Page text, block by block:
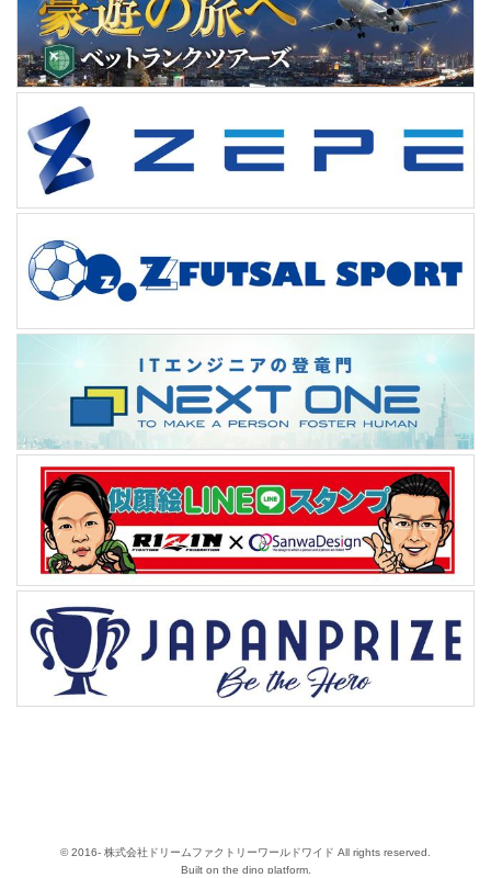
© 2016- 株式会社ドリームファクトリーワールドワイド All rights reserved.
Built on the dino platform.